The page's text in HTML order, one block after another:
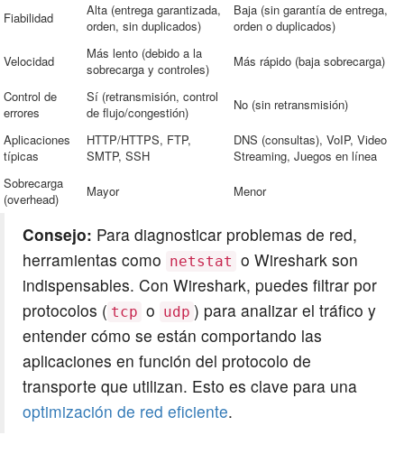
Fiabilidad
Alta (entrega garantizada,
orden, sin duplicados)
Baja (sin garantía de entrega,
orden o duplicados)
Velocidad
Más lento (debido a la
sobrecarga y controles)
Más rápido (baja sobrecarga)
Control de
errores
Sí (retransmisión, control
de flujo/congestión)
No (sin retransmisión)
Aplicaciones
típicas
HTTP/HTTPS, FTP,
SMTP, SSH
DNS (consultas), VoIP, Video
Streaming, Juegos en línea
Sobrecarga
(overhead)
Mayor Menor
Consejo: Para diagnosticar problemas de red,
herramientas como netstat o Wireshark son
indispensables. Con Wireshark, puedes filtrar por
protocolos ( tcp o udp ) para analizar el tráfico y
entender cómo se están comportando las
aplicaciones en función del protocolo de
transporte que utilizan. Esto es clave para una
optimización de red eficiente.